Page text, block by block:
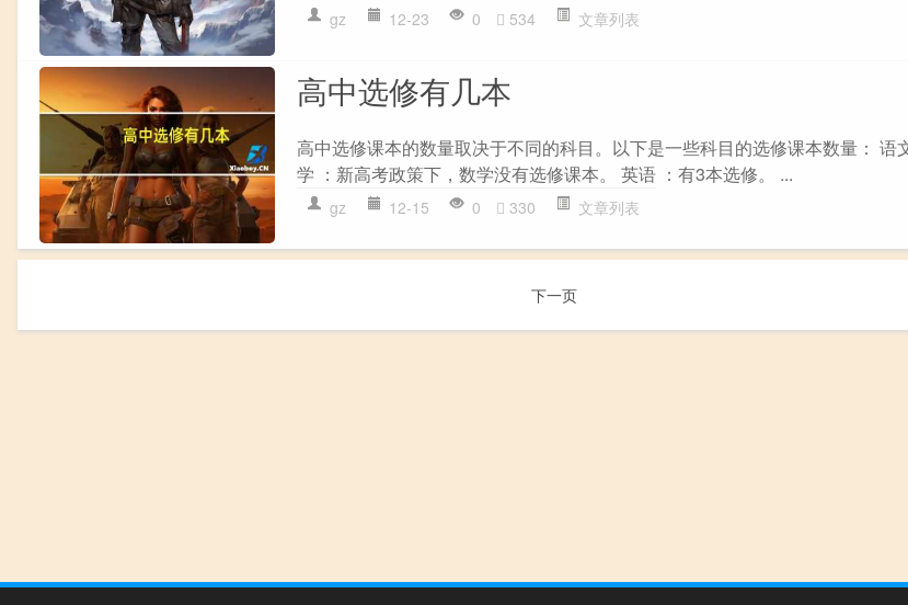
gz 12-23 0 534 文章列表
高中选修有几本
高中选修课本的数量取决于不同的科目。以下是一些科目的选修课本数量： 语
学 ：新高考政策下，数学没有选修课本。 英语 ：有3本选修。 ...
gz 12-15 0 330 文章列表
下一页